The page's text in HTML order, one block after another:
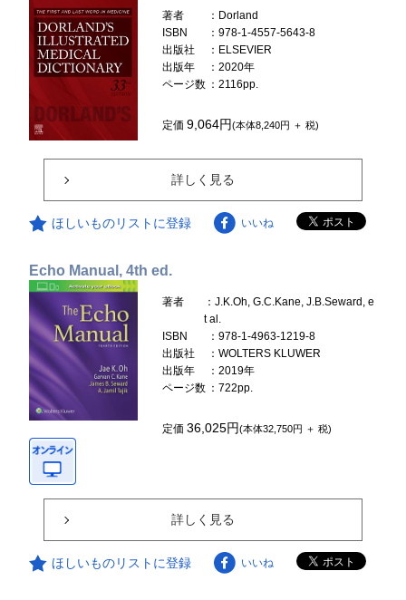
著者
：Dorland
ISBN
：978-1-4557-5643-8
出版社
：ELSEVIER
出版年
：2020年
ページ数 ：2116pp.
定価9,064円(本体8,240円 ＋ 税)
詳しく見る
ほしいものリストに登録 いいね
Echo Manual, 4th ed.
著者
：J.K.Oh, G.C.Kane, J.B.Seward, e
t al.
ISBN
：978-1-4963-1219-8
出版社
：WOLTERS KLUWER
出版年
：2019年
ページ数 ：722pp.
定価36,025円(本体32,750円 ＋ 税)
詳しく見る
ほしいものリストに登録 いいね